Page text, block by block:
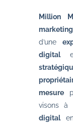
Million
marketing
d’une
digital
mesure
visons à
digital